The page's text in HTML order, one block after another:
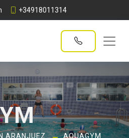
+34918011314
ARANJUEZ AQUAGYM